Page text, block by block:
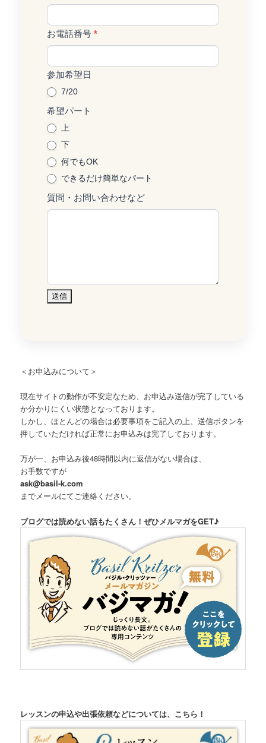
加
集
お電話番号*
参加希望日
7/20
希望パート
上
下
何でもOK
できるだけ簡単なパート
質問・お問い合わせなど
送信
人
の
場
合、
こ
の
フ
ィ
ー
空
ま
に
し
て
く
だ
さ
い。
＜お申込みについて＞
現在サイトの動作が不安定なため、お申込み送信が完了している
か分かりにくい状態となっております。
しかし、ほとんどの場合は必要事項をご記入の上、送信ボタンを
押していただければ正常にお申込みは完了しております。
万が一、お申込み後48時間以内に返信がない場合は、
お手数ですが
ask@basil-k.com
までメールにてご連絡ください。
ブログでは読めない話もたくさん！ぜひメルマガをGET♪
レッスンの申込や出張依頼などについては、こちら！